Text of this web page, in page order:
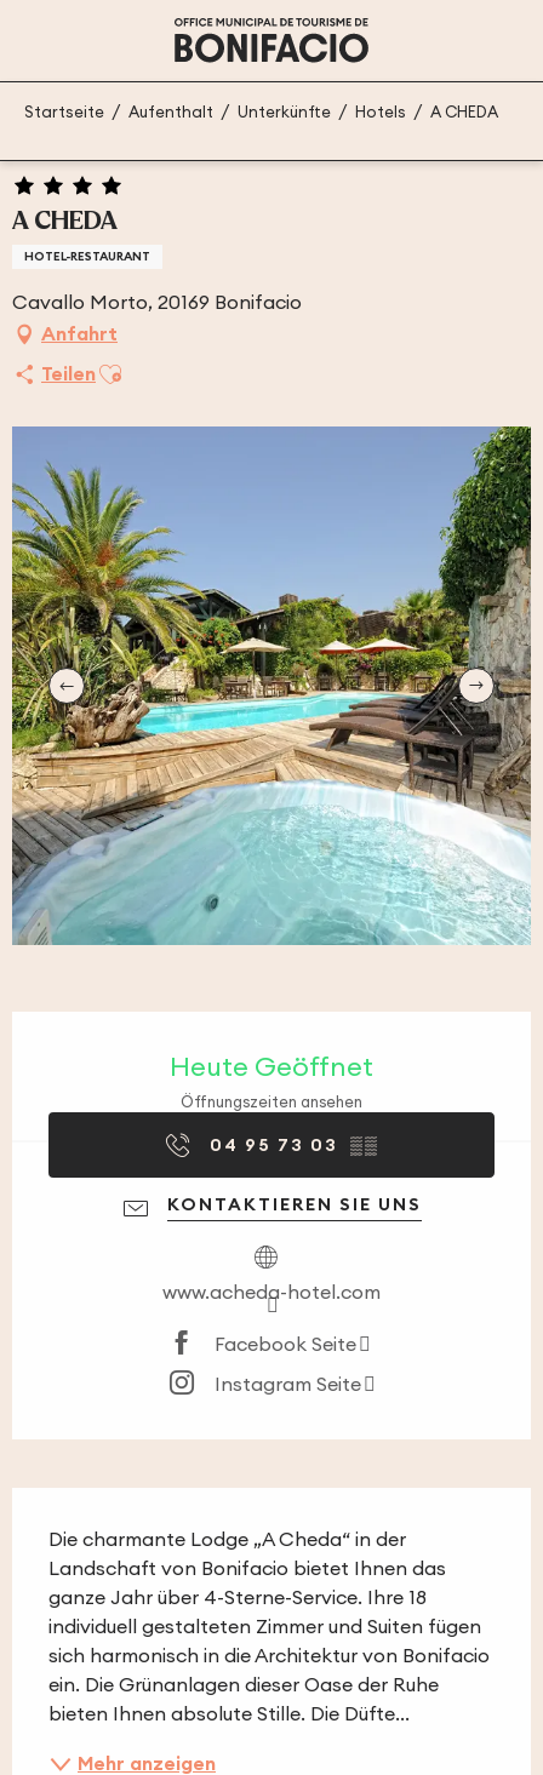
principal
Startseite Aufenthalt Unterkünfte Hotels A CHEDA
A CHEDA
HOTEL-RESTAURANT
Cavallo Morto, 20169 Bonifacio
Anfahrt
TeilenAjouter aux favoris
Heute Geöffnet
Öffnungszeiten ansehen
04 95 73 03 ▒▒
KONTAKTIEREN SIE UNS
www.acheda-hotel.com
Facebook Seite
Instagram Seite
Die charmante Lodge „A Cheda“ in der
Landschaft von Bonifacio bietet Ihnen das
ganze Jahr über 4-Sterne-Service. Ihre 18
individuell gestalteten Zimmer und Suiten fügen
sich harmonisch in die Architektur von Bonifacio
ein. Die Grünanlagen dieser Oase der Ruhe
bieten Ihnen absolute Stille. Die Düfte...
Mehr anzeigen